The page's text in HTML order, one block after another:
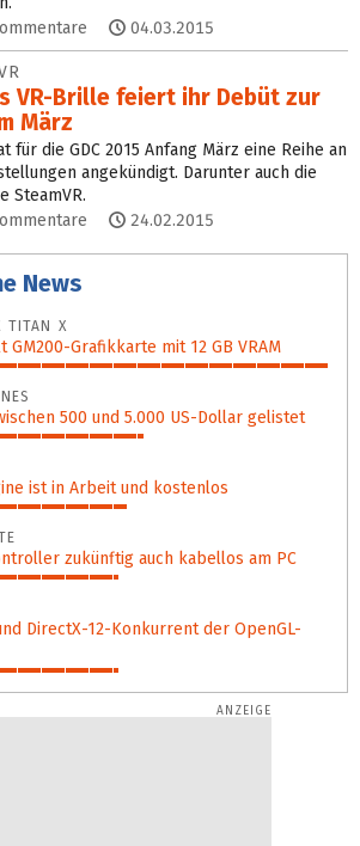
04.03.2015
VR-Brille feiert ihr Debüt zur
März
für die GDC 2015 Anfang März eine Reihe an
angekündigt. Darunter auch die
SteamVR.
24.02.2015
News
TITAN X
GM200-Grafikkarte mit 12 GB VRAM
500 und 5.000 US-Dollar gelistet
ist in Arbeit und kostenlos
zukünftig auch kabellos am PC
DirectX‑12-Konkurrent der OpenGL-